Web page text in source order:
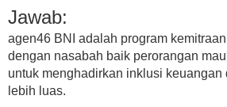
Jawab:
agen46 BNI adalah program kemitraan
dengan nasabah baik perorangan
untuk menghadirkan inklusi keuangan
lebih luas.